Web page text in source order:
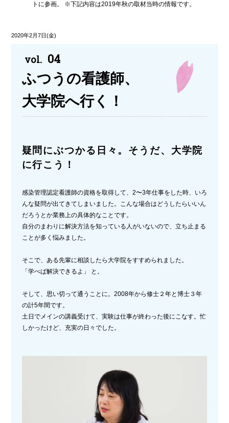
トに参画。 ※下記内容は2019年秋の取材当時の情報です。
2020年2月7日(金)
vol. 04
ふつうの看護師、
大学院へ行く！
疑問にぶつかる日々。そうだ、大学院
に行こう！
感染管理認定看護師の資格を取得して、2〜3年仕事をした時、いろ
んな疑問が出てきてしまいました。こんな場合はどうしたらいいん
だろうとか業務上の具体的なことです。
自分のまわりに解決方法を知っている人がいないので、立ち止まる
ことが多く悩みました。
そこで、ある先輩に相談したら大学院をすすめられました。
「学べば解決できるよ」 と。
そして、思い切って通うことに。2008年から修士２年と博士３年
の計5年間です。
土日でメインの講義受けて、実験は仕事が終わった後にこなす。忙
しかったけど、充実の日々でした。